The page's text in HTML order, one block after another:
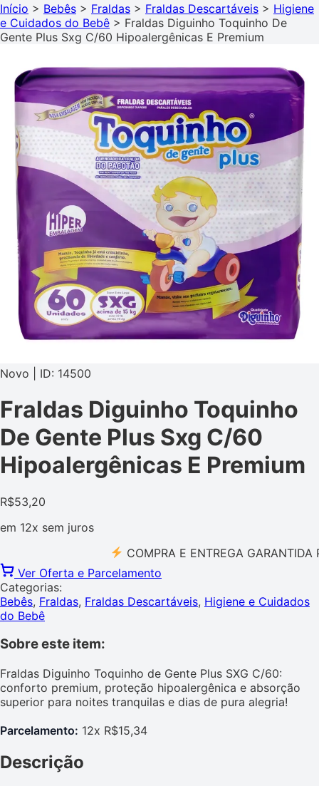
Início > Bebês > Fraldas > Fraldas Descartáveis > Higiene
e Cuidados do Bebê > Fraldas Diguinho Toquinho De
Gente Plus Sxg C/60 Hipoalergênicas E Premium
Novo | ID: 14500
Fraldas Diguinho Toquinho
De Gente Plus Sxg C/60
Hipoalergênicas E Premium
R$53,20
em 12x sem juros
COMPRA E ENTREGA GARANTIDA PELO
Ver Oferta e Parcelamento
Categorias:
Bebês, Fraldas, Fraldas Descartáveis, Higiene e Cuidados
do Bebê
Sobre este item:
Fraldas Diguinho Toquinho de Gente Plus SXG C/60:
conforto premium, proteção hipoalergênica e absorção
superior para noites tranquilas e dias de pura alegria!
Parcelamento: 12x R$15,34
Descrição